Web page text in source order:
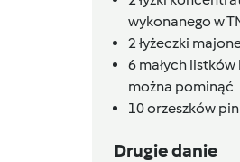
wykonanego w
2łyżeczki
6 małych listków
można pominąć
10orzeszków
Drugie danie